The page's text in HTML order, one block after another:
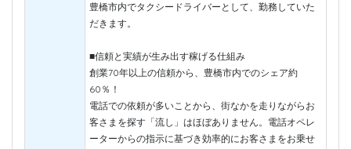
豊橋市内でタクシードライバーとして、勤務していた
だきます。
■信頼と実績が生み出す稼げる仕組み
創業70年以上の信頼から、豊橋市内でのシェア約
60％！
電話での依頼が多いことから、街なかを走りながらお
客さまを探す「流し」はほぼありません。電話オペレ
ーターからの指示に基づき効率的にお客さまをお乗せ